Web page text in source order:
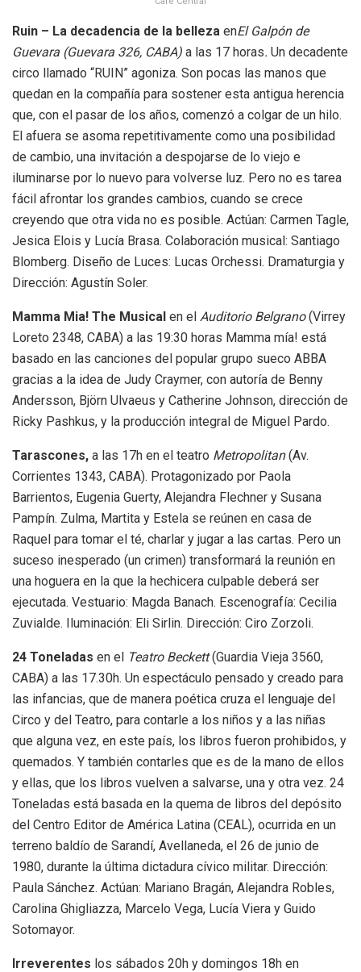
Ruin – La decadencia de la belleza enEl Galpón de
Guevara (Guevara 326, CABA) a las 17 horas. Un decadente
circo llamado “RUIN” agoniza. Son pocas las manos que
quedan en la compañía para sostener esta antigua herencia
que, con el pasar de los años, comenzó a colgar de un hilo.
El afuera se asoma repetitivamente como una posibilidad
de cambio, una invitación a despojarse de lo viejo e
iluminarse por lo nuevo para volverse luz. Pero no es tarea
fácil afrontar los grandes cambios, cuando se crece
creyendo que otra vida no es posible. Actúan: Carmen Tagle,
Jesica Elois y Lucía Brasa. Colaboración musical: Santiago
Blomberg. Diseño de Luces: Lucas Orchessi. Dramaturgia y
Dirección: Agustín Soler.
Mamma Mia! The Musical en el Auditorio Belgrano(Virrey
Loreto 2348, CABA) a las 19:30 horas Mamma mía! está
basado en las canciones del popular grupo sueco ABBA
gracias a la idea de Judy Craymer, con autoría de Benny
Andersson, Björn Ulvaeus y Catherine Johnson, dirección de
Ricky Pashkus, y la producción integral de Miguel Pardo.
Tarascones, a las 17h en el teatro Metropolitan(Av.
Corrientes 1343, CABA). Protagonizado por Paola
Barrientos, Eugenia Guerty, Alejandra Flechner y Susana
Pampín. Zulma, Martita y Estela se reúnen en casa de
Raquel para tomar el té, charlar y jugar a las cartas. Pero un
suceso inesperado (un crimen) transformará la reunión en
una hoguera en la que la hechicera culpable deberá ser
ejecutada. Vestuario: Magda Banach. Escenografía: Cecilia
Zuvialde. Iluminación: Eli Sirlin. Dirección: Ciro Zorzoli.
24 Toneladas en el Teatro Beckett(Guardia Vieja 3560,
CABA) a las 17.30h. Un espectáculo pensado y creado para
las infancias, que de manera poética cruza el lenguaje del
Circo y del Teatro, para contarle a los niños y a las niñas
que alguna vez, en este país, los libros fueron prohibidos, y
quemados. Y también contarles que es de la mano de ellos
y ellas, que los libros vuelven a salvarse, una y otra vez. 24
Toneladas está basada en la quema de libros del depósito
del Centro Editor de América Latina (CEAL), ocurrida en un
terreno baldío de Sarandí, Avellaneda, el 26 de junio de
1980, durante la última dictadura cívico militar. Dirección:
Paula Sánchez. Actúan: Mariano Bragán, Alejandra Robles,
Carolina Ghigliazza, Marcelo Vega, Lucía Viera y Guido
Sotomayor.
Irreverentes los sábados 20h y domingos 18h en